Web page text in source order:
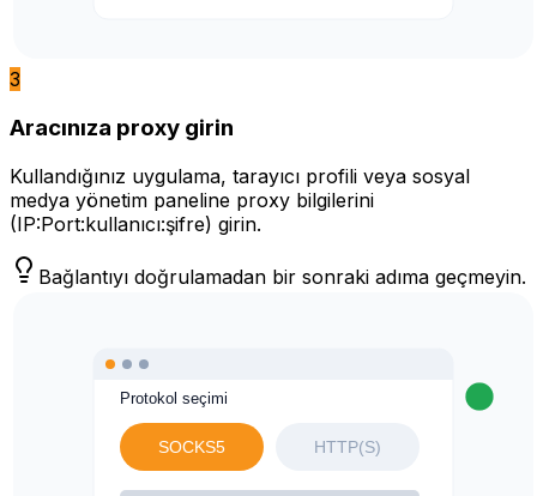
3
Aracınıza proxy girin
Kullandığınız uygulama, tarayıcı profili veya sosyal
medya yönetim paneline proxy bilgilerini
(IP:Port:kullanıcı:şifre) girin.
Bağlantıyı doğrulamadan bir sonraki adıma geçmeyin.